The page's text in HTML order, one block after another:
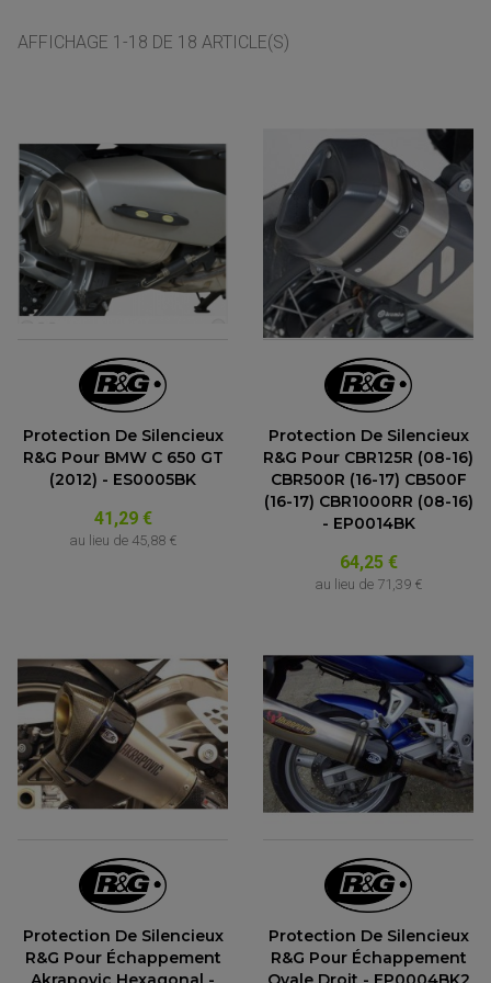
ANTIVOL-ALARME
ALARME
SUPPORT ANTIVOL
BAGAGERIE SOUPLE
AFFICHAGE 1-18 DE 18 ARTICLE(S)
Protection De Silencieux
R&G Pour BMW C 650 GT
(2012) - ES0005BK
41,29 €
au lieu de 45,88 €
Protection De Silencieux
R&G Pour CBR125R (08-16)
CBR500R (16-17) CB500F
(16-17) CBR1000RR (08-16)
- EP0014BK
64,25 €
au lieu de 71,39 €
Protection De Silencieux
R&G Pour Échappement
Protection De Silencieux
R&G Pour Échappement